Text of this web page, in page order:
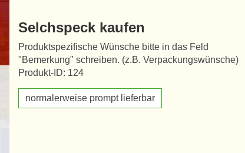
Selchspeck kaufen
Produktspezifische Wünsche bitte in das Feld
"Bemerkung" schreiben. (z.B. Verpackungswünsche)
Produkt-ID: 124
normalerweise prompt lieferbar